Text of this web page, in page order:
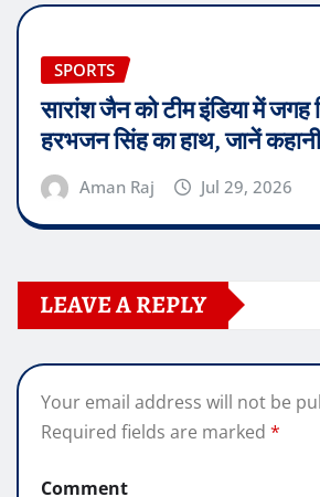
SPORTS
सारांश जैन को टीम इंडिया में
हरभजन सिंह का हाथ, जानें कहानी
Aman Raj Jul 29, 2026
LEAVE A REPLY
Your email address will not be
Required fields are marked *
Comment